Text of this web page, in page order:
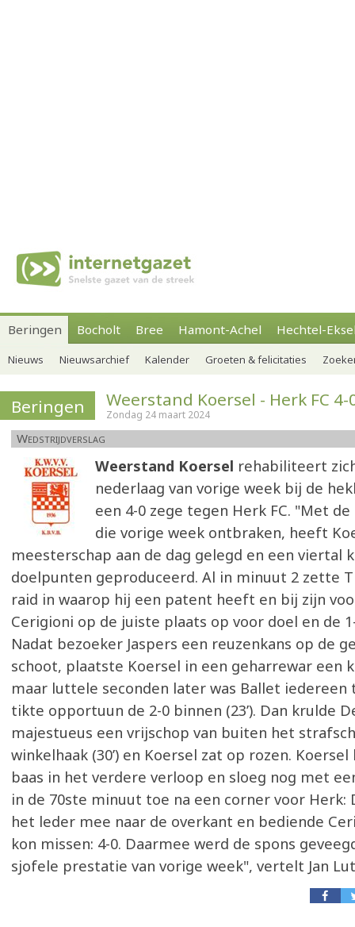
Beringen Bocholt Bree Hamont-Achel Hechtel-
Nieuws Nieuwsarchief Kalender Groeten & felicitaties
Beringen Weerstand Koersel - Herk FC 4-
Zondag 24 maart 2024
Wedstrijdverslag
Weerstand Koersel rehabiliteert
nederlaag van vorige week bij de
een 4-0 zege tegen Herk FC. "Met
die vorige week ontbraken, heeft
meesterschap aan de dag gelegd en een viertal
doelpunten geproduceerd. Al in minuut 2 zette
raid in waarop hij een patent heeft en bij zijn
Cerigioni op de juiste plaats op voor doel en de
Nadat bezoeker Jaspers een reuzenkans op de
schoot, plaatste Koersel in een geharrewar een
maar luttele seconden later was Ballet iedereen
tikte opportuun de 2-0 binnen (23’). Dan krulde
majestueus een vrijschop van buiten het
winkelhaak (30’) en Koersel zat op rozen.
baas in het verdere verloop en sloeg nog met
in de 70ste minuut toe na een corner voor Herk:
het leder mee naar de overkant en bediende
kon missen: 4-0. Daarmee werd de spons
sjofele prestatie van vorige week", vertelt Jan